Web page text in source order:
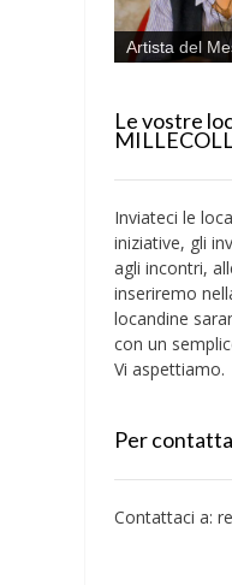
Artista del
Le vostre
Inviateci le
iniziative, gli
agli incontri,
inseriremo
locandine
con un
Vi aspettiamo.
Per
Contattaci a: